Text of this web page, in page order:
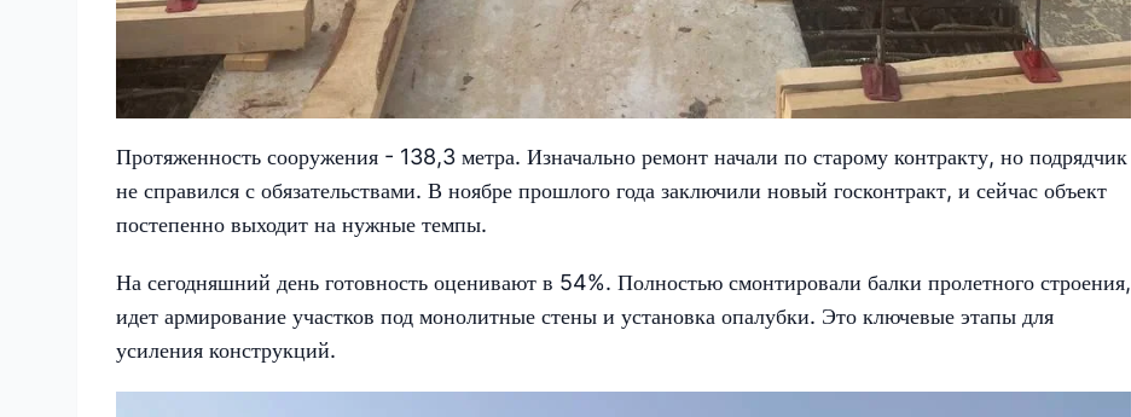
Протяженность сооружения - 138,3 метра. Изначально ремонт начали по старому контракту, но подрядчик
не справился с обязательствами. В ноябре прошлого года заключили новый госконтракт, и сейчас объект
постепенно выходит на нужные темпы.
На сегодняшний день готовность оценивают в 54%. Полностью смонтировали балки пролетного строения,
идет армирование участков под монолитные стены и установка опалубки. Это ключевые этапы для
усиления конструкций.